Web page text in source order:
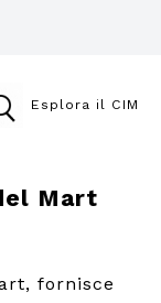
Esplora il CIM
Mart
fornisce